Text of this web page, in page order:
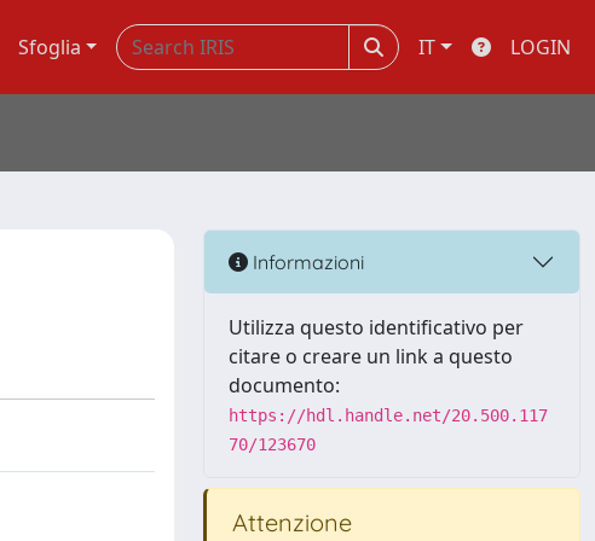
Sfoglia IT LOGIN
Informazioni
Utilizza questo identificativo per
citare o creare un link a questo
documento:
https://hdl.handle.net/20.500.117
70/123670
Attenzione